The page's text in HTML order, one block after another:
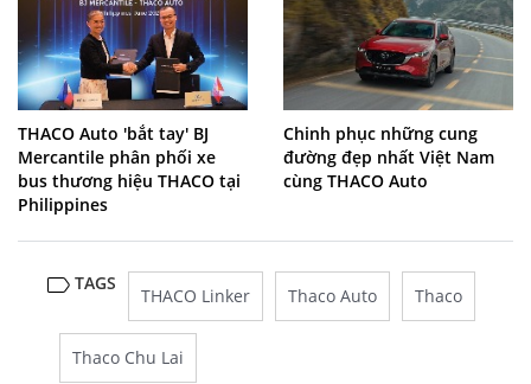
THACO Auto 'bắt tay' BJ
Mercantile phân phối xe
bus thương hiệu THACO tại
Philippines
Chinh phục những cung
đường đẹp nhất Việt Nam
cùng THACO Auto
TAGS
THACO Linker Thaco Auto Thaco
Thaco Chu Lai